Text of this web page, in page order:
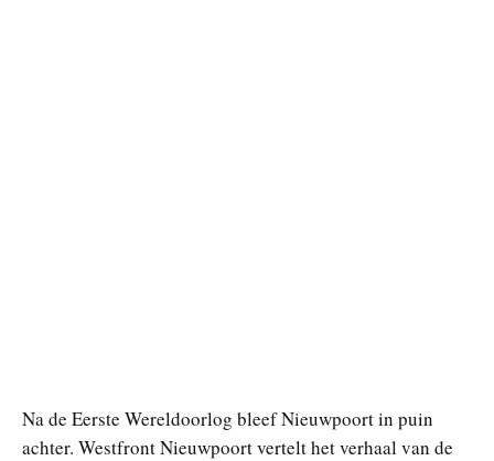
Na de Eerste Wereldoorlog bleef Nieuwpoort in puin
achter. Westfront Nieuwpoort vertelt het verhaal van de